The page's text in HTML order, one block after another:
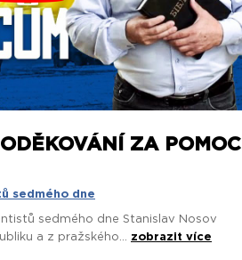
ZA POMOC
sedmého dne
sedmého dne Stanislav Nosov
a z pražského... zobrazit více